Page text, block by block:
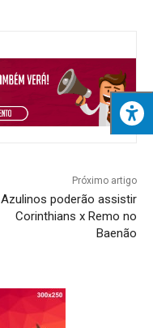
Próximo artigo
Azulinos poderão assistir
Corinthians x Remo no
Baenão